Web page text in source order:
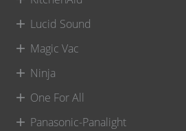
Lucid Sound
Magic Vac
Ninja
One For All
Panasonic-Panalight